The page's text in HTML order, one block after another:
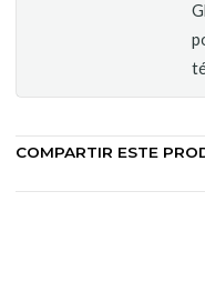
COMPARTIR ESTE